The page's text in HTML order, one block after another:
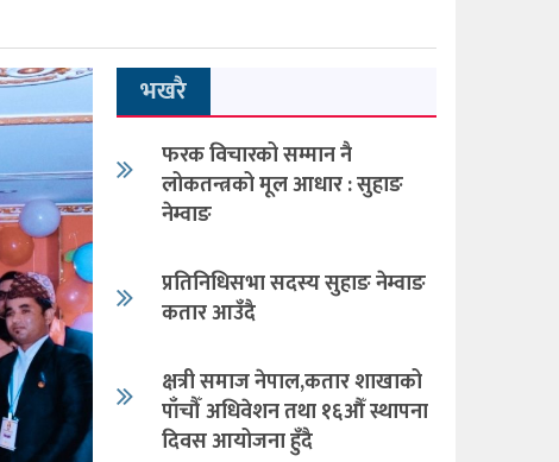
भखरै
फरक विचारको सम्मान नै
लोकतन्त्रको मूल आधार : सुहाङ
नेम्वाङ
प्रतिनिधिसभा सदस्य सुहाङ नेम्वाङ
कतार आउँदै
क्षत्री समाज नेपाल,कतार शाखाको
पाँचौँ अधिवेशन तथा १६औँ स्थापना
दिवस आयोजना हुँदै